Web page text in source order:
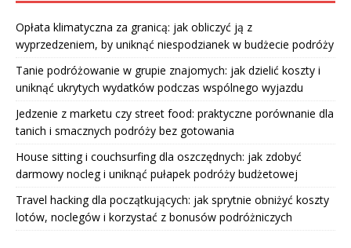
Opłata klimatyczna za granicą: jak obliczyć ją z
wyprzedzeniem, by uniknąć niespodzianek w budżecie podróży
Tanie podróżowanie w grupie znajomych: jak dzielić koszty i
uniknąć ukrytych wydatków podczas wspólnego wyjazdu
Jedzenie z marketu czy street food: praktyczne porównanie dla
tanich i smacznych podróży bez gotowania
House sitting i couchsurfing dla oszczędnych: jak zdobyć
darmowy nocleg i uniknąć pułapek podróży budżetowej
Travel hacking dla początkujących: jak sprytnie obniżyć koszty
lotów, noclegów i korzystać z bonusów podróżniczych